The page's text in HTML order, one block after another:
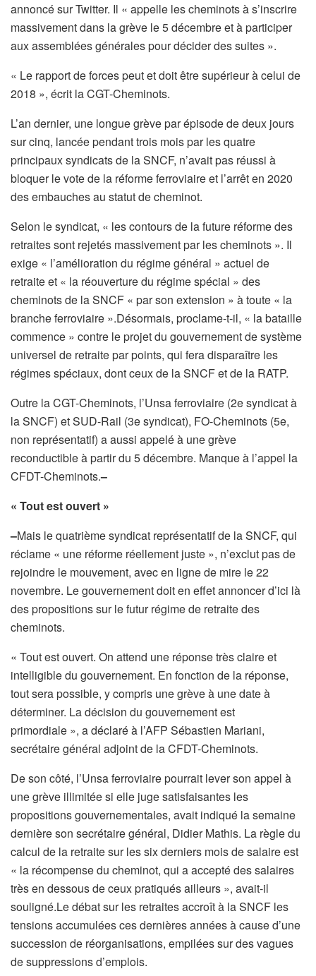
annoncé sur Twitter. Il « appelle les cheminots à s’inscrire
massivement dans la grève le 5 décembre et à participer
aux assemblées générales pour décider des suites ».
« Le rapport de forces peut et doit être supérieur à celui de
2018 », écrit la CGT-Cheminots.
L’an dernier, une longue grève par épisode de deux jours
sur cinq, lancée pendant trois mois par les quatre
principaux syndicats de la SNCF, n’avait pas réussi à
bloquer le vote de la réforme ferroviaire et l’arrêt en 2020
des embauches au statut de cheminot.
Selon le syndicat, « les contours de la future réforme des
retraites sont rejetés massivement par les cheminots ». Il
exige « l’amélioration du régime général » actuel de
retraite et « la réouverture du régime spécial » des
cheminots de la SNCF « par son extension » à toute « la
branche ferroviaire ».Désormais, proclame-t-il, « la bataille
commence » contre le projet du gouvernement de système
universel de retraite par points, qui fera disparaître les
régimes spéciaux, dont ceux de la SNCF et de la RATP.
Outre la CGT-Cheminots, l’Unsa ferroviaire (2e syndicat à
la SNCF) et SUD-Rail (3e syndicat), FO-Cheminots (5e,
non représentatif) a aussi appelé à une grève
reconductible à partir du 5 décembre. Manque à l’appel la
CFDT-Cheminots.–
« Tout est ouvert »
–Mais le quatrième syndicat représentatif de la SNCF, qui
réclame « une réforme réellement juste », n’exclut pas de
rejoindre le mouvement, avec en ligne de mire le 22
novembre. Le gouvernement doit en effet annoncer d’ici là
des propositions sur le futur régime de retraite des
cheminots.
« Tout est ouvert. On attend une réponse très claire et
intelligible du gouvernement. En fonction de la réponse,
tout sera possible, y compris une grève à une date à
déterminer. La décision du gouvernement est
primordiale », a déclaré à l’AFP Sébastien Mariani,
secrétaire général adjoint de la CFDT-Cheminots.
De son côté, l’Unsa ferroviaire pourrait lever son appel à
une grève illimitée si elle juge satisfaisantes les
propositions gouvernementales, avait indiqué la semaine
dernière son secrétaire général, Didier Mathis. La règle du
calcul de la retraite sur les six derniers mois de salaire est
« la récompense du cheminot, qui a accepté des salaires
très en dessous de ceux pratiqués ailleurs », avait-il
souligné.Le débat sur les retraites accroît à la SNCF les
tensions accumulées ces dernières années à cause d’une
succession de réorganisations, empilées sur des vagues
de suppressions d’emplois.